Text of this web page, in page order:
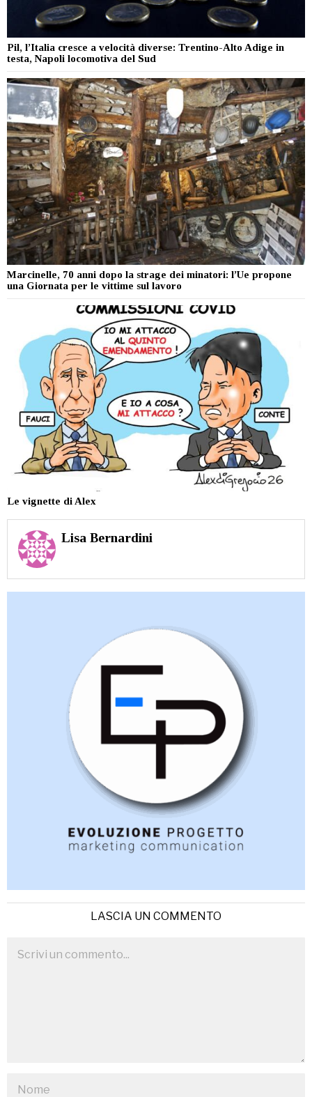
Pil, l’Italia cresce a velocità diverse: Trentino-Alto Adige in
testa, Napoli locomotiva del Sud
Marcinelle, 70 anni dopo la strage dei minatori: l’Ue propone
una Giornata per le vittime sul lavoro
Le vignette di Alex
Lisa Bernardini
LASCIA UN COMMENTO